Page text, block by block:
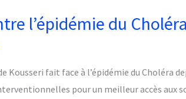
l’épidémie du
Kousseri fait face à l’épidémie du Choléra
pour un meilleur accès aux